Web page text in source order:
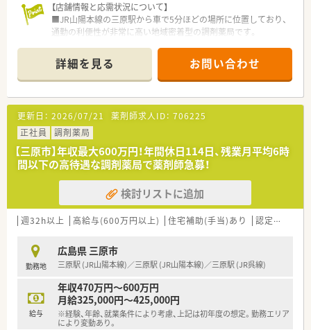
■育児休業からの復帰率が98パーセントを超えており、子育て
中の薬剤師も多いため、お互いを支え合う風土が根付いているの
が特徴です。
【店舗情報と応需状況について】
■JR山陽本線の三原駅から車で5分ほどの場所に位置しており、
通勤の利便性が非常に高い地域密着型の調剤薬局です。
は約70枚となっており、広域からも処方箋を受け付けています。
■現在は常勤薬剤師3名と非常勤1名の体制で運営しており、薬
剤師がゆとりを持って日々の業務に専念できる人員配置です。
【法人特徴について】
■中国地方を中心に330店舗以上を展開しており、売上と店舗数
ともに業界トップクラスを誇る非常に安定した経営基盤を持つ
企業です。
■すべてのドラッグストアを調剤併設店にする目標を掲げ、地域
のトータルヘルスケアを支えるステーションとしての役割を担
います。
■近隣店舗との強力なフォロー体制が整っているため、急な欠員
が発生した際も組織全体でカバーし合える安心の運営体制で
す。
【求人情報について】
■これまでのご経験や前職の年収を最大限に考慮した上で、三原
市エリアでは年収490万円から600万円の高待遇を提示します。
■月給には一律75,000円の薬剤師手当が含まれており、世帯主
であれば月額15,000円の住宅手当が別途支給される仕組みで
す。
■昇給は年1回、賞与は年2回で計4.5か月分支給される実績があ
詳細を見る お問い合わせ
更新日： 2026/07/21 薬剤師求人ID： 706225
正社員
調剤薬局
【三原市】年収最大600万円！年間休日114日、残業月平均6時
間以下の高待遇な調剤薬局で薬剤師急募！
検討リストに追加
週32h以上 高給与(600万円以上) 住宅補助(手当)あり 認定薬剤師取得支援あり
勤務地
広島県 三原市
三原駅 (JR山陽本線)／三原駅 (JR山陽本線)／三原駅 (JR呉線)
給与
年収470万円～600万円
月給325,000円～425,000円
※経験、年齢、就業条件により考慮、上記は初年度の想定。勤務エリア
により変動あり。